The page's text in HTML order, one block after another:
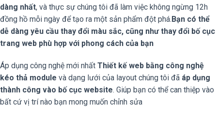
dàng nhất, và thực sự chúng tôi đã làm việc không ngừng 12h
đồng hồ mỗi ngày để tạo ra một sản phẩm đột phá.Bạn có thể
dễ dàng yêu cầu thay đổi màu sắc, cũng như thay đổi bố cục
trang web phù hợp với phong cách của bạn
Áp dụng công nghệ mới nhất Thiết kế web bằng công nghệ
kéo thả module và dạng lưới của layout chúng tôi đã áp dụng
thành công vào bố cục website. Giúp bạn có thể can thiệp vào
bất cứ vị trí nào bạn mong muốn chỉnh sửa